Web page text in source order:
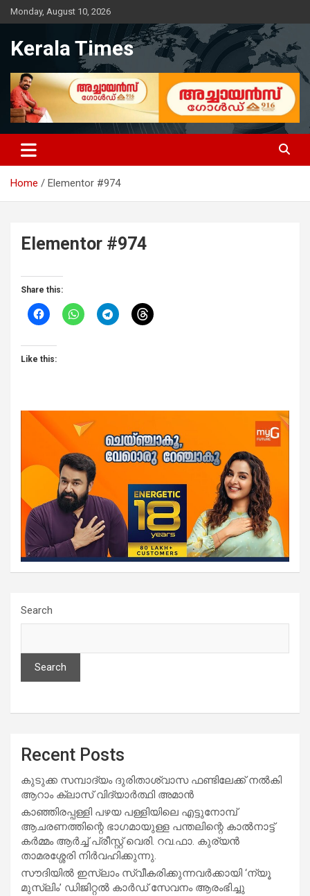
Monday, August 10, 2026
Kerala Times
Home Elementor #974
Elementor #974
Share this:
Like this:
Search
Search
Recent Posts
കുടുക്ക സമ്പാദ്യം ദുരിതാശ്വാസ ഫണ്ടിലേക്ക് നൽകി
ആറാം ക്ലാസ് വിദ്യാർത്ഥി അമാൻ
കാഞ്ഞിരപ്പള്ളി പഴയ പള്ളിയിലെ എട്ടുനോമ്പ്
ആചരണത്തിന്റെ ഭാഗമായുള്ള പന്തലിന്റെ കാൽനാട്ട്
കർമ്മം ആർച്ച് പ്രീസ്റ്റ് വെരി. റവ.ഫാ. കുര്യൻ
താമരശ്ശേരി നിർവഹിക്കുന്നു.
സൗദിയില്‍ ഇസ്‌ലാം സ്വീകരിക്കുന്നവര്‍ക്കായി ‘ന്യൂ
മുസ്ലിം’ ഡിജിറ്റല്‍ കാര്‍ഡ് സേവനം ആരംഭിച്ചു